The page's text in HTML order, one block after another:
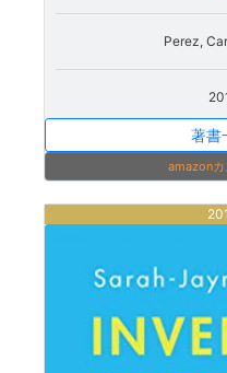
Perez,
著書
amazonカ